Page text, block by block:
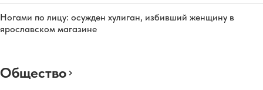
Ногами по лицу: осужден хулиган, избивший женщину в
ярославском магазине
Общество